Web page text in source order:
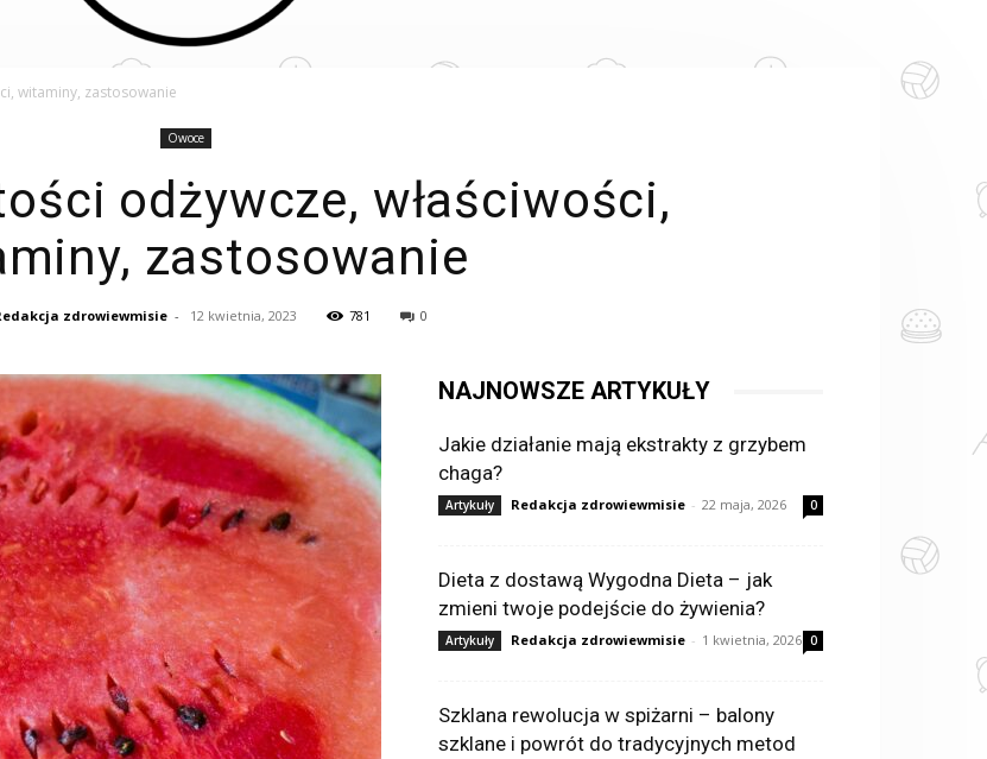
witaminy, zastosowanie
Owoce
odżywcze, właściwości,
zastosowanie
zdrowiewmisie - 12 kwietnia, 2023 781 0
NAJNOWSZE ARTYKUŁY
Jakie działanie mają ekstrakty z grzybem
chaga?
Artykuły Redakcja zdrowiewmisie - 22 maja, 2026 0
Dieta z dostawą Wygodna Dieta – jak
zmieni twoje podejście do żywienia?
Artykuły Redakcja zdrowiewmisie - 1 kwietnia, 2026 0
Szklana rewolucja w spiżarni – balony
szklane i powrót do tradycyjnych metod